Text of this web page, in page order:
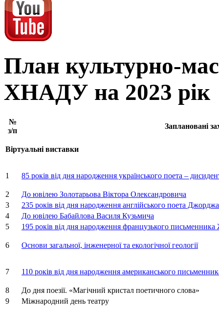
План культурно-
ХНАДУ на 2023 рік
№
з/п
Заплановані
Віртуальні виставки
1 85 років від дня народження українського поета –
2
До ювілею Золотарьова Віктора Олександровича
3
235 років від дня народження англійського поета
4
До ювілею Бабайлова Василя Кузьмича
5
195 років від дня народження французького
6 Основи загальної, інженерної та екологічної геології
7 110 років від дня народження американського
8
До дня поезії. «Магічний кристал поетичного слова»
9
Міжнародний день театру